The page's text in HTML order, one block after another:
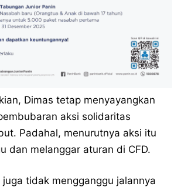
Dimas tetap menyayangkan
aksi solidaritas
Padahal, menurutnya aksi itu
dan melanggar aturan di CFD.
juga tidak mengganggu jalannya